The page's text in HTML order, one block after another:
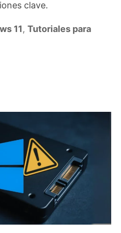
clave.
11, Tutoriales para